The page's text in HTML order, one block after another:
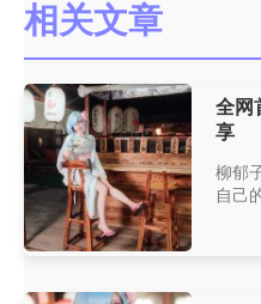
相关文章
全网
享
柳郁
自己